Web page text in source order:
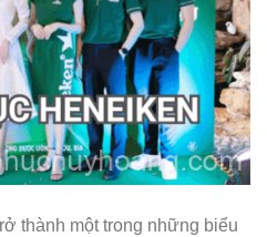
thành một trong những biểu